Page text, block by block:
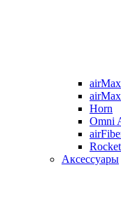
Horn
Omni
Аксессуары